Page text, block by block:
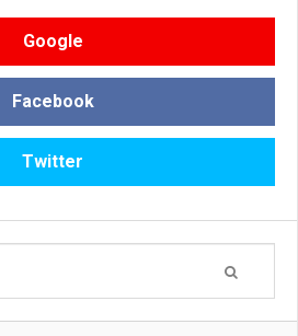
Google
Facebook
Twitter